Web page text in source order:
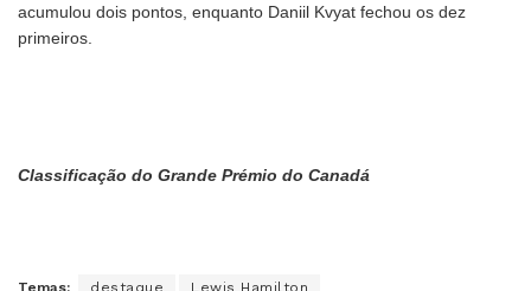
acumulou dois pontos, enquanto Daniil Kvyat fechou os dez
primeiros.
Classificação do Grande Prémio do Canadá
Temas: destaque Lewis Hamilton